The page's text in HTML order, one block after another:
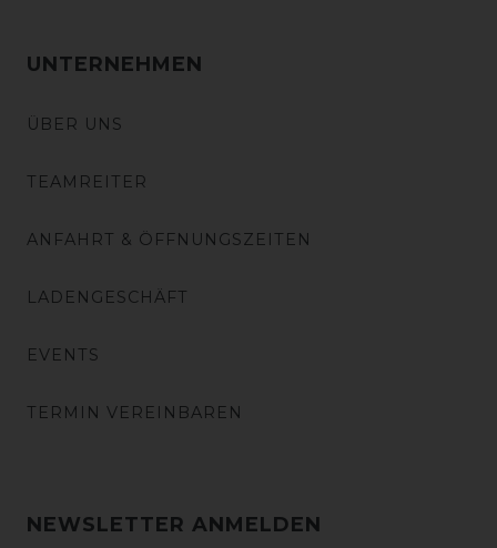
UNTERNEHMEN
ÜBER UNS
TEAMREITER
ANFAHRT & ÖFFNUNGSZEITEN
LADENGESCHÄFT
EVENTS
TERMIN VEREINBAREN
NEWSLETTER ANMELDEN